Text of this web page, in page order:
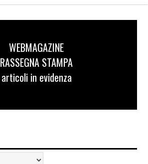
WEBMAGAZINE
RASSEGNA STAMPA
articoli in evidenza